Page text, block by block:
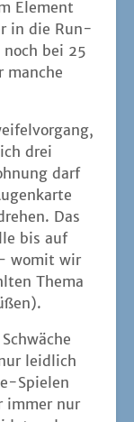
womit wir
The­ma
Spie­len
nur
– dann
Sie­ger
abge­bil­
sein
ist es
es schon
Minus-
gut zu
erst so